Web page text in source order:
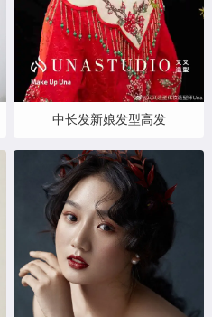
中长发新娘发型高发